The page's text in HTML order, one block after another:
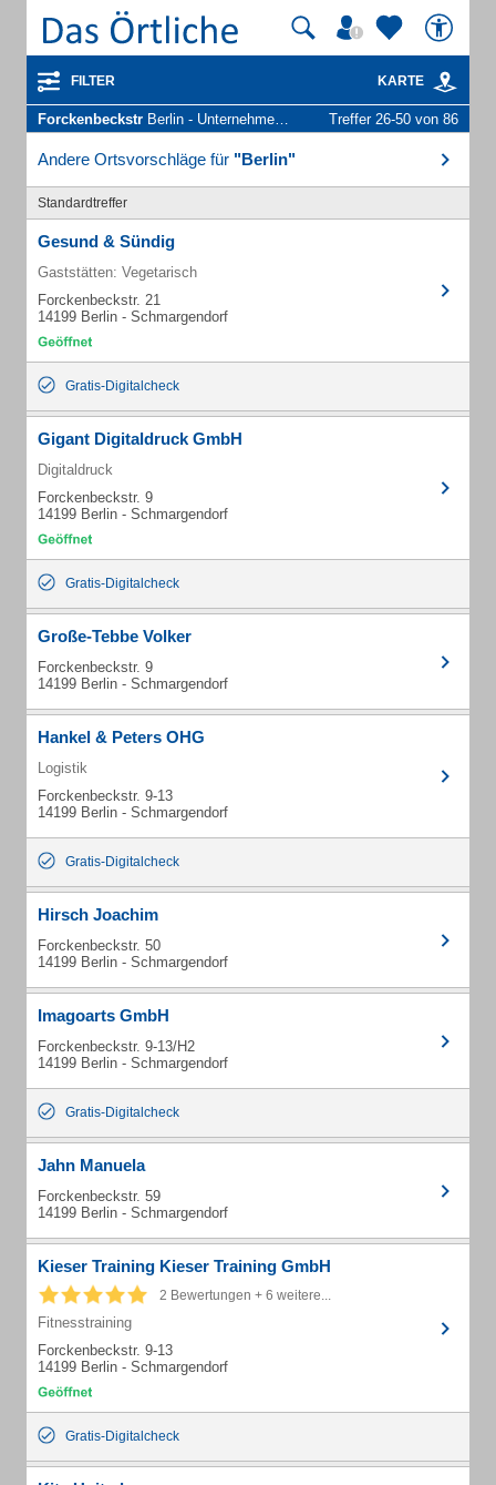
FILTER KARTE
Forckenbeckstr Berlin - Unternehmen und Personen Treffer 26-50 von 86
Andere Ortsvorschläge für "Berlin"
Standardtreffer
Gesund & Sündig
Gaststätten: Vegetarisch
Forckenbeckstr. 21
14199 Berlin - Schmargendorf
Gratis-Digitalcheck
Gigant Digitaldruck GmbH
Digitaldruck
Forckenbeckstr. 9
14199 Berlin - Schmargendorf
Gratis-Digitalcheck
Große-Tebbe Volker
Forckenbeckstr. 9
14199 Berlin - Schmargendorf
Hankel & Peters OHG
Logistik
Forckenbeckstr. 9-13
14199 Berlin - Schmargendorf
Gratis-Digitalcheck
Hirsch Joachim
Forckenbeckstr. 50
14199 Berlin - Schmargendorf
Imagoarts GmbH
Forckenbeckstr. 9-13/H2
14199 Berlin - Schmargendorf
Gratis-Digitalcheck
Jahn Manuela
Forckenbeckstr. 59
14199 Berlin - Schmargendorf
Kieser Training Kieser Training GmbH
2 Bewertungen + 6 weitere...
Fitnesstraining
Forckenbeckstr. 9-13
14199 Berlin - Schmargendorf
Gratis-Digitalcheck